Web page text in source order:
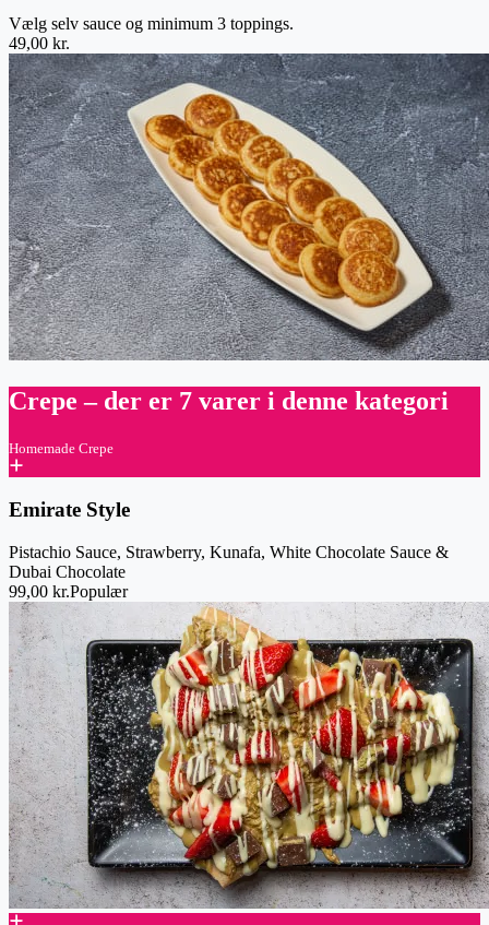
Vælg selv sauce og minimum 3 toppings.
49,00 kr.
Crepe– der er 7 varer i denne kategori
Homemade Crepe
Emirate Style
Pistachio Sauce, Strawberry, Kunafa, White Chocolate Sauce &
Dubai Chocolate
99,00 kr.Populær